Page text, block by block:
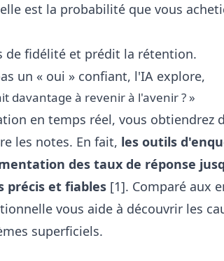
est la probabilité que vous
de fidélité et prédit la rétention.
un « oui » confiant, l'IA explore,
davantage à revenir à l'avenir ? »
en temps réel, vous obtiendrez
les notes. En fait, les outils
des taux de réponse
précis et fiables [1]. Comparé aux
vous aide à découvrir les
superficiels.